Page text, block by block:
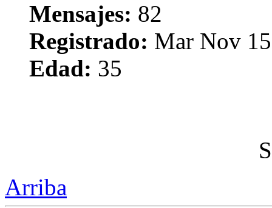
Mensajes: 82
Registrado: Mar Nov
Edad: 35
Arriba